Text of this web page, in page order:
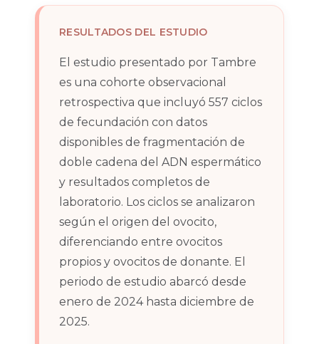
RESULTADOS DEL ESTUDIO
El estudio presentado por Tambre
es una cohorte observacional
retrospectiva que incluyó 557 ciclos
de fecundación con datos
disponibles de fragmentación de
doble cadena del ADN espermático
y resultados completos de
laboratorio. Los ciclos se analizaron
según el origen del ovocito,
diferenciando entre ovocitos
propios y ovocitos de donante. El
periodo de estudio abarcó desde
enero de 2024 hasta diciembre de
2025.